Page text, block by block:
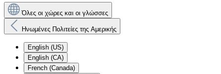
Όλες οι χώρες και οι γλώσσες
Ηνωμένες Πολιτείες της Αμερικής
English (US)
English (CA)
French (Canada)